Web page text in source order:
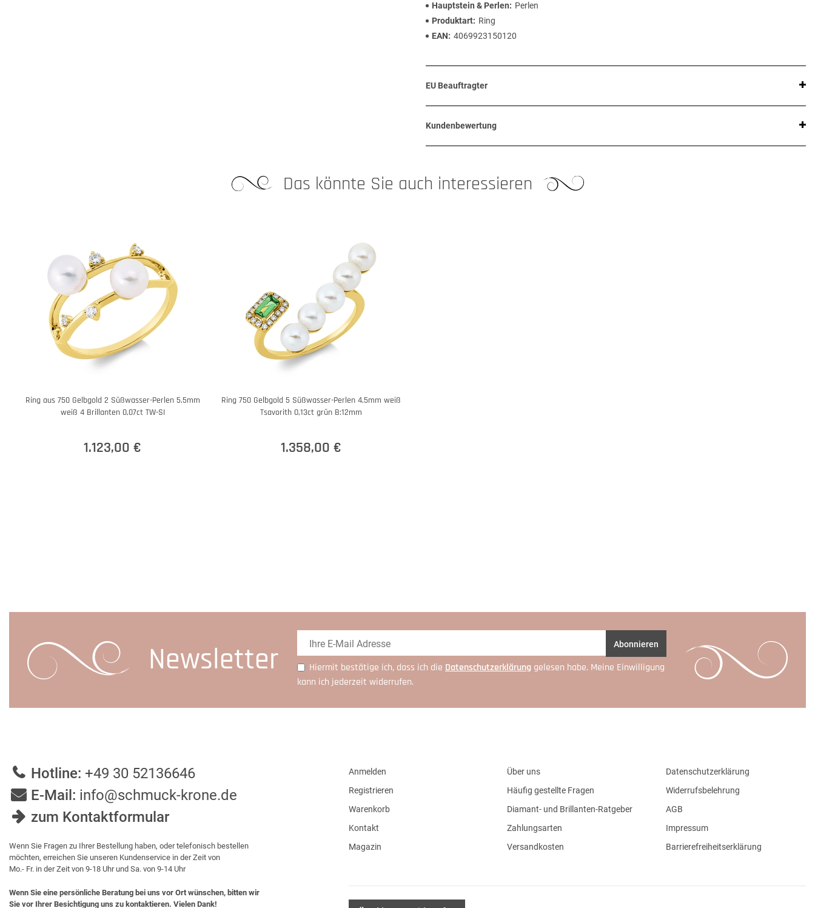
Hauptstein & Perlen
Perlen
Produktart
Ring
EAN
4069923150120
EU Beauftragter
Kundenbewertung
Das könnte Sie auch interessieren
Ring aus 750 Gelbgold 2 Süßwasser-Perlen 5,5mm
weiß 4 Brillanten 0,07ct TW-SI
1.123,00 €
Ring 750 Gelbgold 5 Süßwasser-Perlen 4,5mm weiß
Tsavorith 0,13ct grün B:12mm
1.358,00 €
Newsletter Abonnieren
Hiermit bestätige ich, dass ich die Daten­schutz­erklärung gelesen habe. Meine Einwilligung
kann ich jederzeit widerrufen.
Hotline: +49 30 52136646
E-Mail: info@schmuck-krone.de
zum Kontaktformular
Wenn Sie Fragen zu Ihrer Bestellung haben, oder telefonisch bestellen
möchten, erreichen Sie unseren Kundenservice in der Zeit von
Mo.- Fr. in der Zeit von 9-18 Uhr und Sa. von 9-14 Uhr
Wenn Sie eine persönliche Beratung bei uns vor Ort wünschen, bitten wir
Sie vor Ihrer Besichtigung uns zu kontaktieren. Vielen Dank!
Anmelden
Registrieren
Warenkorb
Kontakt
Magazin
Über uns
Häufig gestellte Fragen
Diamant- und Brillanten-Ratgeber
Zahlungsarten
Versandkosten
Datenschutzerklärung
Widerrufsbelehrung
AGB
Impressum
Barrierefreiheitserklärung